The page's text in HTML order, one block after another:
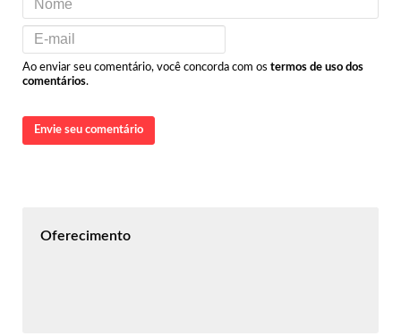
Ao enviar seu comentário, você concorda com os termos de uso dos
comentários.
Envie seu comentário
Oferecimento